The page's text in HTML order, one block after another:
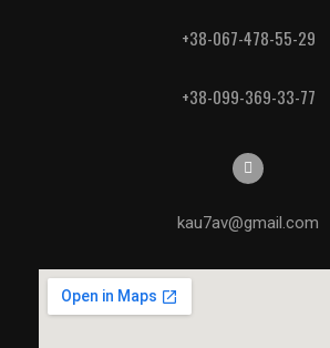
+38-067-478-55-29
+38-099-369-33-77
kau7av@gmail.com